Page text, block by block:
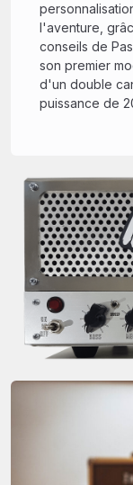
l'aventure,
conseils de
son premier
d'un double
puissance de